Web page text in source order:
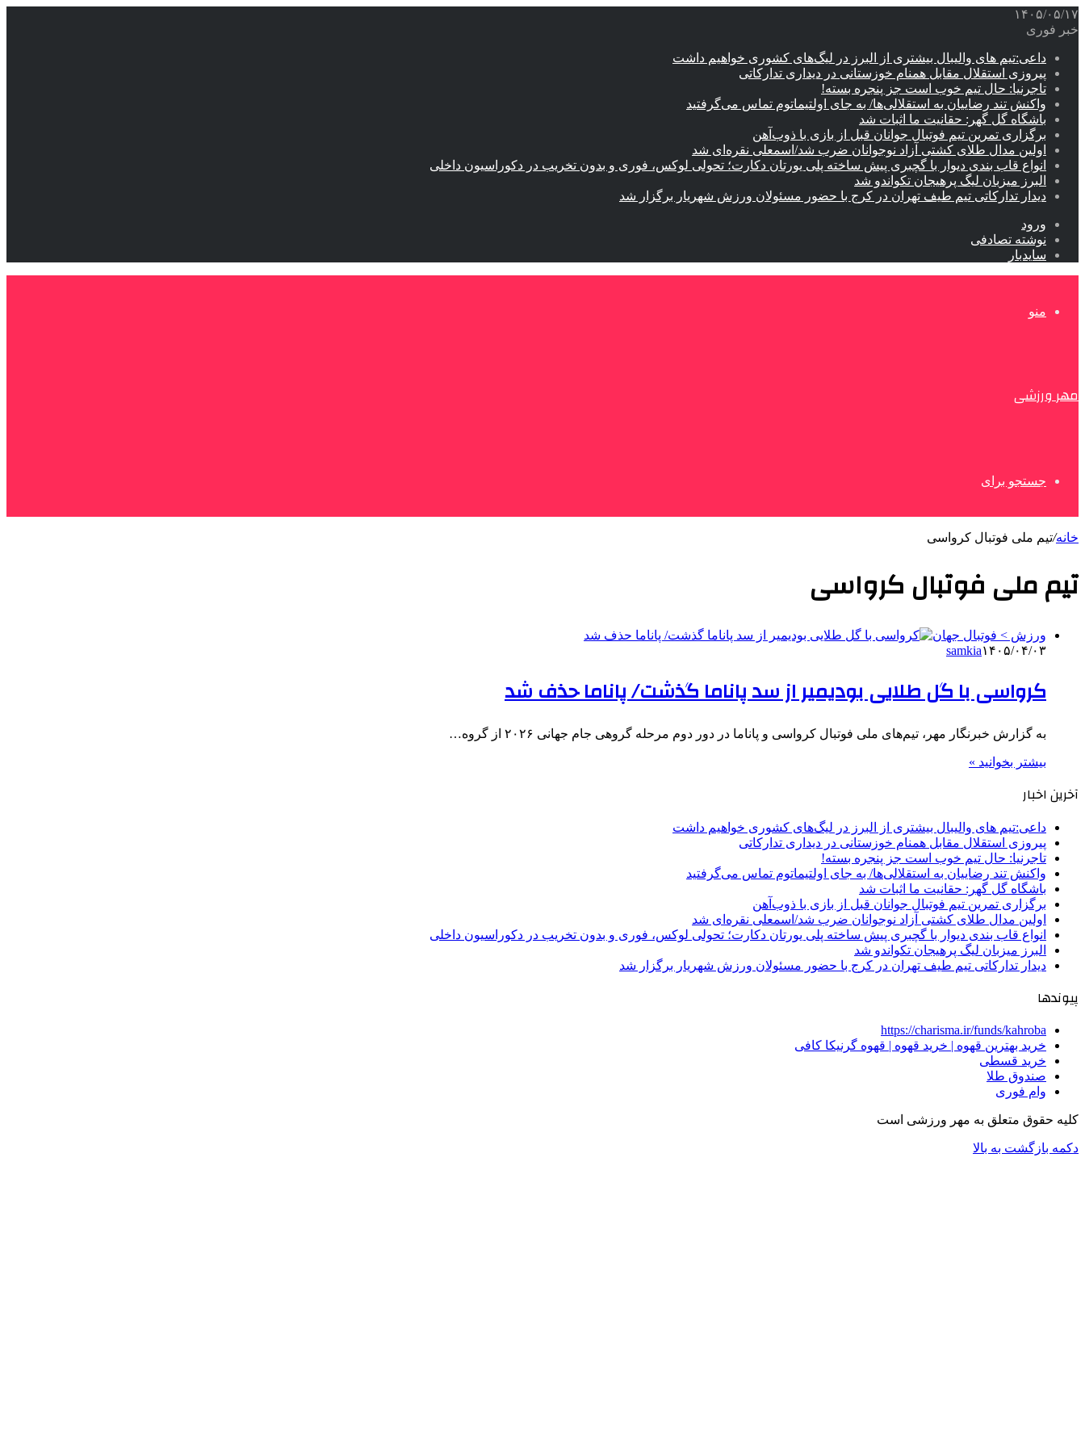
۱۴۰۵/۰۵/۱۷
خبر فوری
داعی:تیم های والیبال بیشتری از البرز در لیگ‌های کشوری خواهیم داشت
پیروزی استقلال مقابل همنام خوزستانی در دیداری تدارکاتی
تاجرنیا: حال تیم خوب است جز پنجره بسته!
واکنش تند رضاییان به استقلالی‌ها/ به جای اولتیماتوم تماس می‌گرفتید
باشگاه گل گهر: حقانیت ما اثبات شد
برگزاری تمرین تیم فوتبال جوانان قبل از بازی با ذوب‌آهن
اولین مدال طلای کشتی آزاد نوجوانان ضرب شد/اسمعلی نقره‌ای شد
انواع قاب بندی دیوار با گچبری پیش ساخته پلی یورتان دکارت؛ تحولی لوکس، فوری و بدون تخریب در دکوراسیون داخلی
البرز میزبان لیگ پرهیجان تکواندو شد
دیدار تدارکاتی تیم طیف تهران در کرج با حضور مسئولان ورزش شهریار برگزار شد
ورود
نوشته تصادفی
سایدبار
منو
مهر ورزشی
جستجو برای
خانه/تیم ملی فوتبال کرواسی
تیم ملی فوتبال کرواسی
ورزش > فوتبال جهان
samkia۱۴۰۵/۰۴/۰۳
کرواسی با گل طلایی بودیمیر از سد پاناما گذشت/ پاناما حذف شد
به گزارش خبرنگار مهر، تیم‌های ملی فوتبال کرواسی و پاناما در دور دوم مرحله گروهی جام جهانی ۲۰۲۶ از گروه…
بیشتر بخوانید »
آخرین اخبار
داعی:تیم های والیبال بیشتری از البرز در لیگ‌های کشوری خواهیم داشت
پیروزی استقلال مقابل همنام خوزستانی در دیداری تدارکاتی
تاجرنیا: حال تیم خوب است جز پنجره بسته!
واکنش تند رضاییان به استقلالی‌ها/ به جای اولتیماتوم تماس می‌گرفتید
باشگاه گل گهر: حقانیت ما اثبات شد
برگزاری تمرین تیم فوتبال جوانان قبل از بازی با ذوب‌آهن
اولین مدال طلای کشتی آزاد نوجوانان ضرب شد/اسمعلی نقره‌ای شد
انواع قاب بندی دیوار با گچبری پیش ساخته پلی یورتان دکارت؛ تحولی لوکس، فوری و بدون تخریب در دکوراسیون داخلی
البرز میزبان لیگ پرهیجان تکواندو شد
دیدار تدارکاتی تیم طیف تهران در کرج با حضور مسئولان ورزش شهریار برگزار شد
پیوندها
https://charisma.ir/funds/kahroba
خرید بهترین قهوه | خرید قهوه | قهوه گرنیکا کافی
خرید قسطی
صندوق طلا
وام فوری
کلیه حقوق متعلق به مهر ورزشی است
دکمه بازگشت به بالا